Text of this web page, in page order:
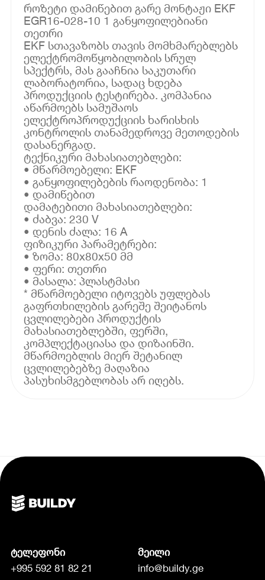
როზეტი დამიწებით გარე მონტაჟი EKF
EGR16-028-10 1 განყოფილებიანი
თეთრი
EKF სთავაზობს თავის მომხმარებლებს
ელექტრომოწყობილობის სრულ
სპექტრს, მას გააჩნია საკუთარი
ლაბორატორია, სადაც ხდება
პროდუქციის ტესტირება. კომპანია
აწარმოებს სამუშაოს
ელექტროპროდუქციის ხარისხის
კონტროლის თანამედროვე მეთოდების
დასანერგად.
ტექნიკური მახასიათებლები:
• მწარმოებელი: EKF
• განყოფილებების რაოდენობა: 1
• დამიწებით
დამატებითი მახასიათებლები:
• ძაბვა: 230 V
• დენის ძალა: 16 A
ფიზიკური პარამეტრები:
• ზომა: 80x80x50 მმ
• ფერი: თეთრი
• მასალა: პლასტმასი
* მწარმოებელი იტოვებს უფლებას
გაფრთხილების გარეშე შეიტანოს
ცვლილებები პროდუქტის
მახასიათებლებში, ფერში,
კომპლექტაციასა და დიზაინში.
მწარმოებლის მიერ შეტანილ
ცვლილებებზე მაღაზია
პასუხისმგებლობას არ იღებს.
ტელეფონი
+995 592 81 82 21
მეილი
info@buildy.ge